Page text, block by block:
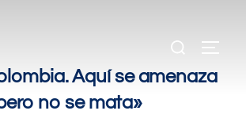
Aquí se amenaza
no se mata»